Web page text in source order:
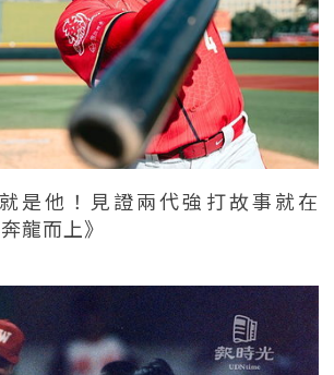
是他！見證兩代強打故事就在
龍而上》